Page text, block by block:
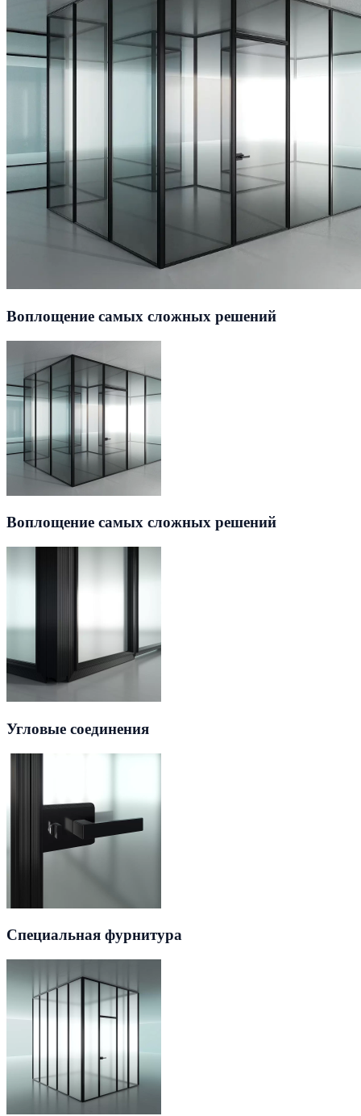
Воплощение самых сложных решений
Воплощение самых сложных решений
Угловые соединения
Специальная фурнитура